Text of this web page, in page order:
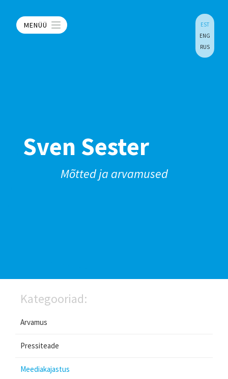
MENÜÜ
EST
ENG
RUS
Sven Sester
Mõtted ja arvamused
Kategooriad:
Arvamus
Pressiteade
Meediakajastus